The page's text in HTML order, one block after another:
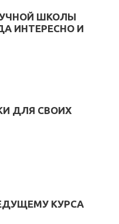
ШКОЛЫ
ИНТЕРЕСНО И
ДЛЯ СВОИХ
КУРСА